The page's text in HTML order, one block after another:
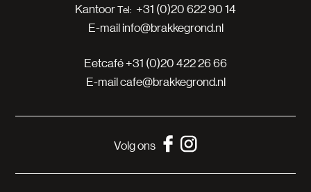
Kantoor
+31 (0)20 622 90 14
E-mailinfo@brakkegrond.nl
Eetcafé+31 (0)20 422 26 66
E-mailcafe@brakkegrond.nl
Volg ons